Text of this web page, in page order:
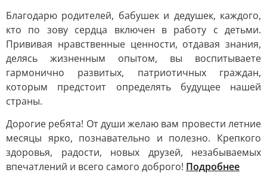
Благодарю родителей, бабушек и дедушек, каждого,
кто по зову сердца включен в работу с детьми.
Прививая нравственные ценности, отдавая знания,
делясь жизненным опытом, вы воспитываете
гармонично развитых, патриотичных граждан,
которым предстоит определять будущее нашей
страны.
Дорогие ребята! От души желаю вам провести летние
месяцы ярко, познавательно и полезно. Крепкого
здоровья, радости, новых друзей, незабываемых
впечатлений и всего самого доброго! Подробнее